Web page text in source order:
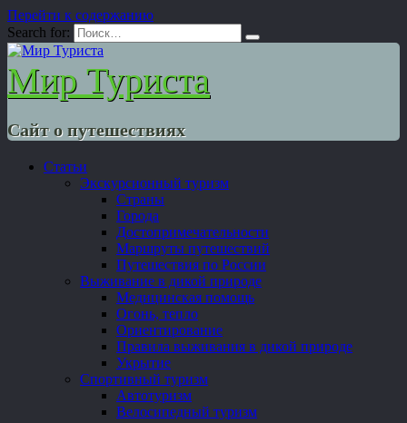
Перейти к содержанию
Search for:
Мир Туриста
Сайт о путешествиях
Статьи
Экскурсионный туризм
Страны
Города
Достопримечательности
Маршруты путешествий
Путешествия по России
Выживание в дикой природе
Медицинская помощь
Огонь, тепло
Ориентирование
Правила выживания в дикой природе
Укрытие
Спортивный туризм
Автотуризм
Велосипедный туризм